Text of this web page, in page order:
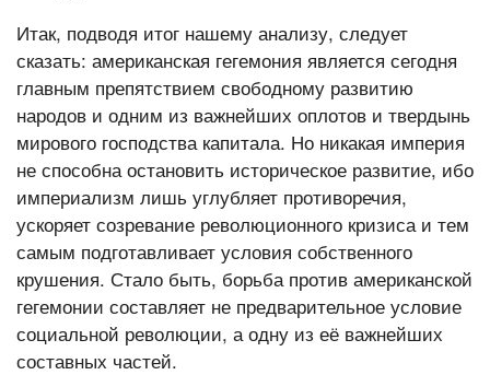
Итак, подводя итог нашему анализу, следует
сказать: американская гегемония является сегодня
главным препятствием свободному развитию
народов и одним из важнейших оплотов и твердынь
мирового господства капитала. Но никакая империя
не способна остановить историческое развитие, ибо
империализм лишь углубляет противоречия,
ускоряет созревание революционного кризиса и тем
самым подготавливает условия собственного
крушения. Стало быть, борьба против американской
гегемонии составляет не предварительное условие
социальной революции, а одну из её важнейших
составных частей.